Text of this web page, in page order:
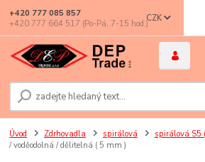
CZK
+420 777 085 857
+420 777 664 517 (Po-Pá, 7-15 hod.)
Úvod Zdrhovadla spirálová spirálová S5
/ voděodolná / dělitelná ( 5 mm )